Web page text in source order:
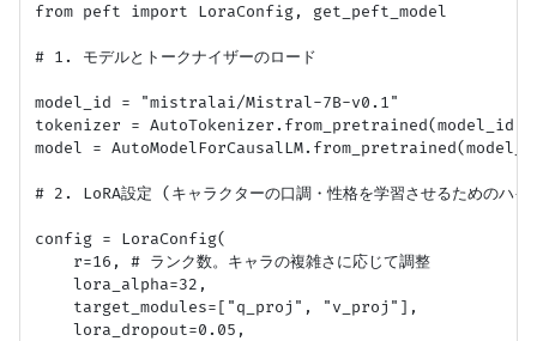
from peft import LoraConfig, get_peft_model
# 1. モデルとトークナイザーのロード
model_id = "mistralai/Mistral-7B-v0.1"
tokenizer = AutoTokenizer.from_pretrained(model_id)
model =
# 2. LoRA設定 (キャラクターの口調・性格を学習させるためのハイ
config = LoraConfig(
    r=16, # ランク数。キャラの複雑さに応じて調整
    lora_alpha=32,
    target_modules=["q_proj", "v_proj"],
    lora_dropout=0.05,